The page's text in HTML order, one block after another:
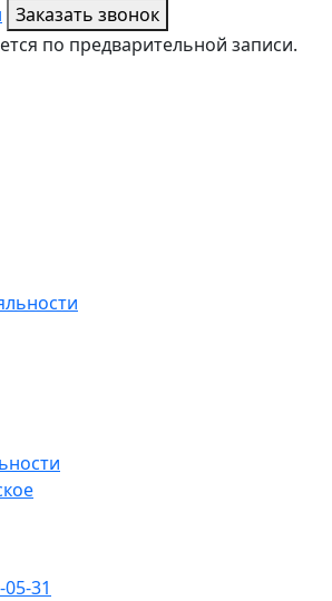
Заказать звонок
по предварительной записи.
31